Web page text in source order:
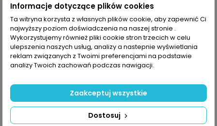
MARKA:AQUAFOREST
AQUAFOREST SEA SALT 25KG BOX - IDEALNA DO
AKWARIÓW RAFOWYCH
(0)
Aquaforest Sea Salt 25kg BOX — sól do przygotowania wody
intensywnie mieszać ok. 15 min. Dla zasolenia **1,022 S.G.**
rozpuścić ≈**3,3 kg/100 l**. Opakowanie: 25 kg — wystarcza
na ok. **757 l** przy 1,022 S.G. (oblicz. na podstawie 3,3 kg/100
l). Parametry po rozpuszczeniu: S.G. 1,024; pH 8,2;...
258,97 zł
Dodaj do koszyka
Ostatnie sztuki w magazynie
Informacje dotyczące plików cookies
Ta witryna korzysta z własnych plików cookie, aby zapewnić Ci
najwyższy poziom doświadczenia na naszej stronie .
Wykorzystujemy również pliki cookie stron trzecich w celu
ulepszenia naszych usług, analizy a nastepnie wyświetlania
reklam związanych z Twoimi preferencjami na podstawie
analizy Twoich zachowań podczas nawigacji.
Dostosuj
Zaakceptuj wszystkie